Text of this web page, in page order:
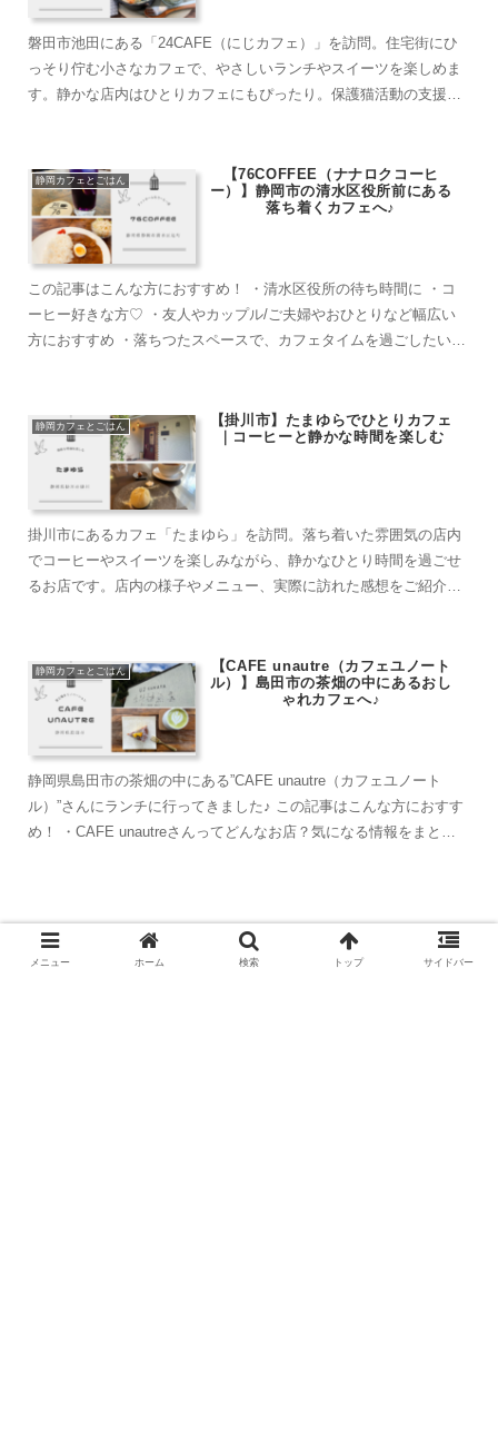
磐田市池田にある「24CAFE（にじカフェ）」を訪問。住宅街にひ
っそり佇む小さなカフェで、やさしいランチやスイーツを楽しめま
す。静かな店内はひとりカフェにもぴったり。保護猫活動の支援も
静岡カフェとごはん
【76COFFEE（ナナロクコーヒ
ー）】静岡市の清水区役所前にある
落ち着くカフェへ♪
この記事はこんな方におすすめ！ ・清水区役所の待ち時間に ・コ
ーヒー好きな方♡ ・友人やカップル/ご夫婦やおひとりなど幅広い
方におすすめ ・落ちつたスペースで、カフェタイムを過ごしたい方
静岡カフェとごはん
【掛川市】たまゆらでひとりカフェ
｜コーヒーと静かな時間を楽しむ
掛川市にあるカフェ「たまゆら」を訪問。落ち着いた雰囲気の店内
でコーヒーやスイーツを楽しみながら、静かなひとり時間を過ごせ
るお店です。店内の様子やメニュー、実際に訪れた感想をご紹介し
静岡カフェとごはん
【CAFE unautre（カフェユノート
ル）】島田市の茶畑の中にあるおし
ゃれカフェへ♪
静岡県島田市の茶畑の中にある”CAFE unautre（カフェユノート
ル）”さんにランチに行ってきました♪ この記事はこんな方におすす
め！ ・CAFE unautreさんってどんなお店？気になる情報をまとめ
【静岡から日帰り】海と花とグルメ
を満喫！愛知・西尾＆蒲郡ドライブ
メニュー ホーム 検索 トップ サイドバー